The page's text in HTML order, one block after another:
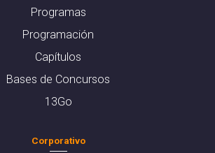
Programas
Programación
Capítulos
Bases de Concursos
13Go
Corporativo